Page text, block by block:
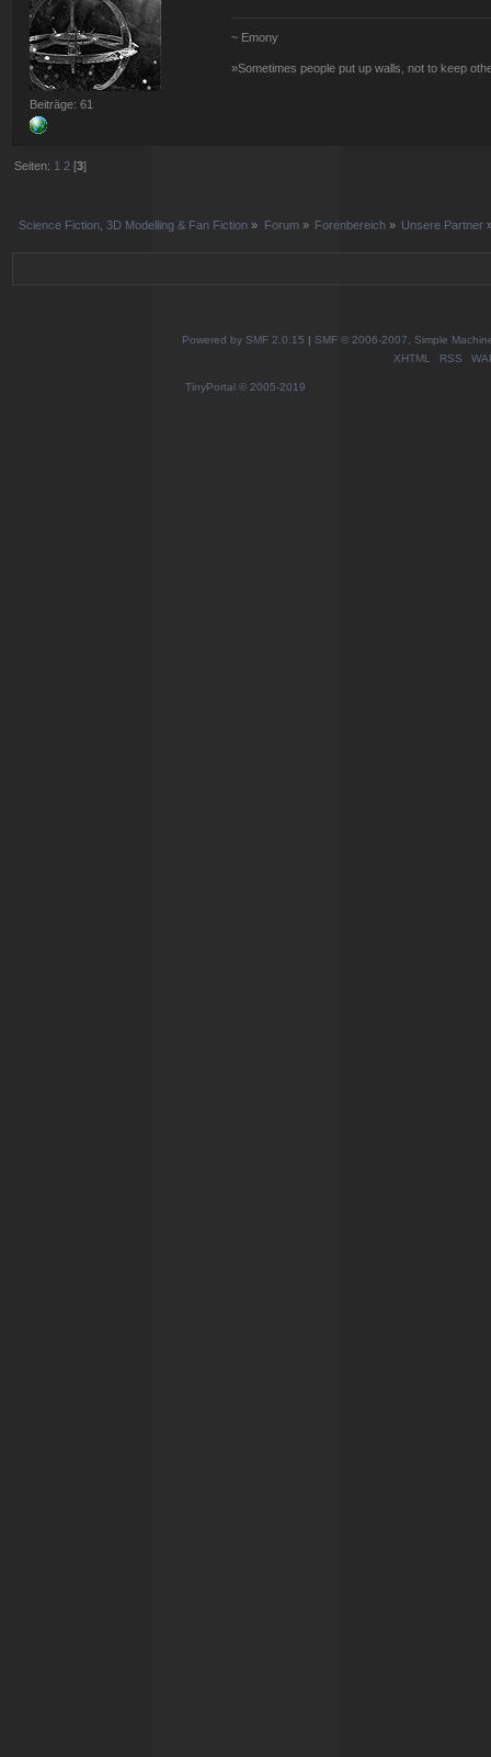
Beiträge: 61
~ Emony
»Sometimes people put up walls, not to keep
Seiten: 1 2 [3]
Science Fiction, 3D Modelling & Fan Fiction » Forum» Forenbereich » Unsere Partner
Powered by SMF 2.0.15 | SMF © 2006-2007, Simple
XHTML
RSS
TinyPortal © 2005-2019